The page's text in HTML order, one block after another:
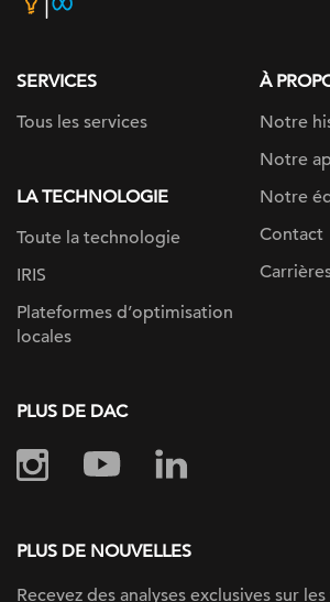
SERVICES
Tous les services
LA TECHNOLOGIE
Toute la technologie
IRIS
Plateformes d’optimisation
locales
À
Notre
Notre
Notre
Contact
PLUS DE DAC
PLUS DE NOUVELLES
Recevez des analyses exclusives sur